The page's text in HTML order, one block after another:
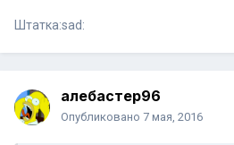
Штатка:sad:
алебастер96
Опубликовано 7 мая, 2016